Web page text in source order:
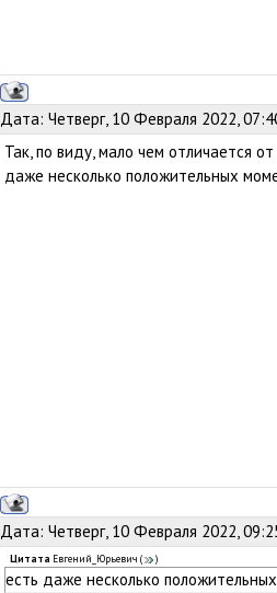
Дата: Четверг, 10 Февраля 2022,
Так, по виду, мало чем отличается
даже несколько положительных
Дата: Четверг, 10 Февраля 2022,
Цитата Евгений_Юрьевич ( )
есть даже несколько